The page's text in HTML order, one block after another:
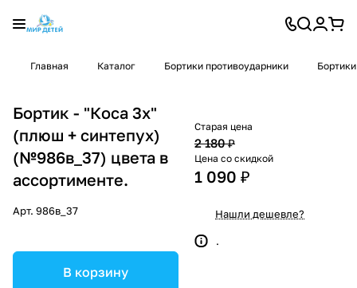
Главная Каталог Бортики противоударники
Бортик - "Коса 3х"
(плюш + синтепух)
(№986в_37) цвета в
ассортименте.
Арт. 986в_37
В корзину
Старая цена
2 180 ₽
Цена со скидкой
1 090 ₽
Нашли дешевле?
.